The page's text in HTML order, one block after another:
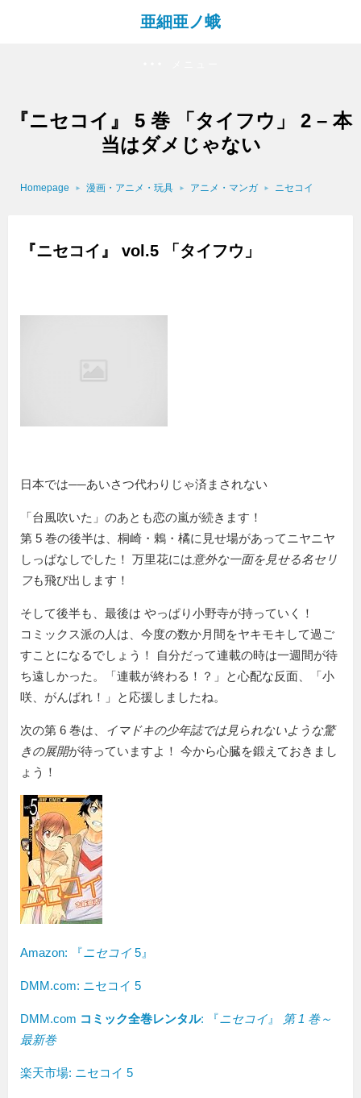
亜細亜ノ蛾
『ニセコイ』 5 巻 「タイフウ」 2 – 本
当はダメじゃない
Homepage 漫画・アニメ・玩具 アニメ・マンガ ニセコイ
『ニセコイ』 vol.5 「タイフウ」
日本では──あいさつ代わりじゃ済まされない
「台風吹いた」のあとも恋の嵐が続きます！
第 5 巻の後半は、桐崎・鶇・橘に見せ場があってニヤニヤ
しっぱなしでした！ 万里花には意外な一面を見せる名セリ
フも飛び出します！
そして後半も、最後は やっぱり小野寺が持っていく！
コミックス派の人は、今度の数か月間をヤキモキして過ご
すことになるでしょう！ 自分だって連載の時は一週間が待
ち遠しかった。「連載が終わる！？」と心配な反面、「小
咲、がんばれ！」と応援しましたね。
次の第 6 巻は、
イマドキの少年誌では見られないような驚
きの展開が待っていますよ！ 今から心臓を鍛えておきまし
ょう！
Amazon: 『ニセコイ 5』
DMM.com: ニセコイ 5
DMM.com コミック全巻レンタル: 『ニセコイ 』
第 1 巻～
最新巻
楽天市場: ニセコイ 5